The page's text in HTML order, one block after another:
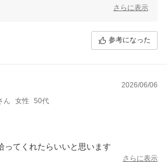
ら、Smalyをよろしくお願いいたします。
さらに表示
参考になった
2026/06/06
ん
女性
50代
ってくれたらいいと思います
さらに表示